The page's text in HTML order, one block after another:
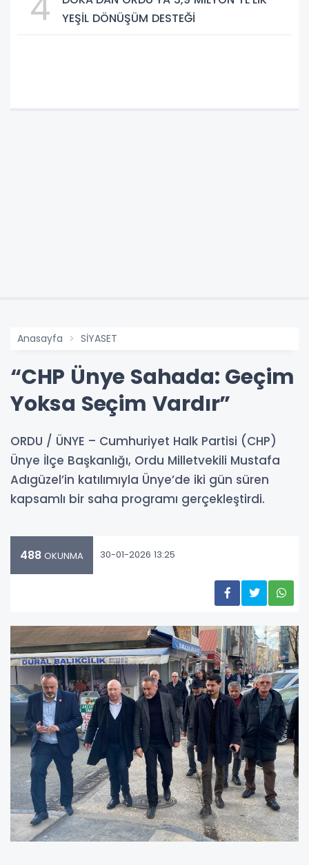
YEŞİL DÖNÜŞÜM DESTEĞİ
Anasayfa SİYASET
“CHP Ünye Sahada: Geçim
Yoksa Seçim Vardır”
ORDU / ÜNYE – Cumhuriyet Halk Partisi (CHP)
Ünye İlçe Başkanlığı, Ordu Milletvekili Mustafa
Adıgüzel’in katılımıyla Ünye’de iki gün süren
kapsamlı bir saha programı gerçekleştirdi.
488 OKUNMA 30-01-2026 13:25